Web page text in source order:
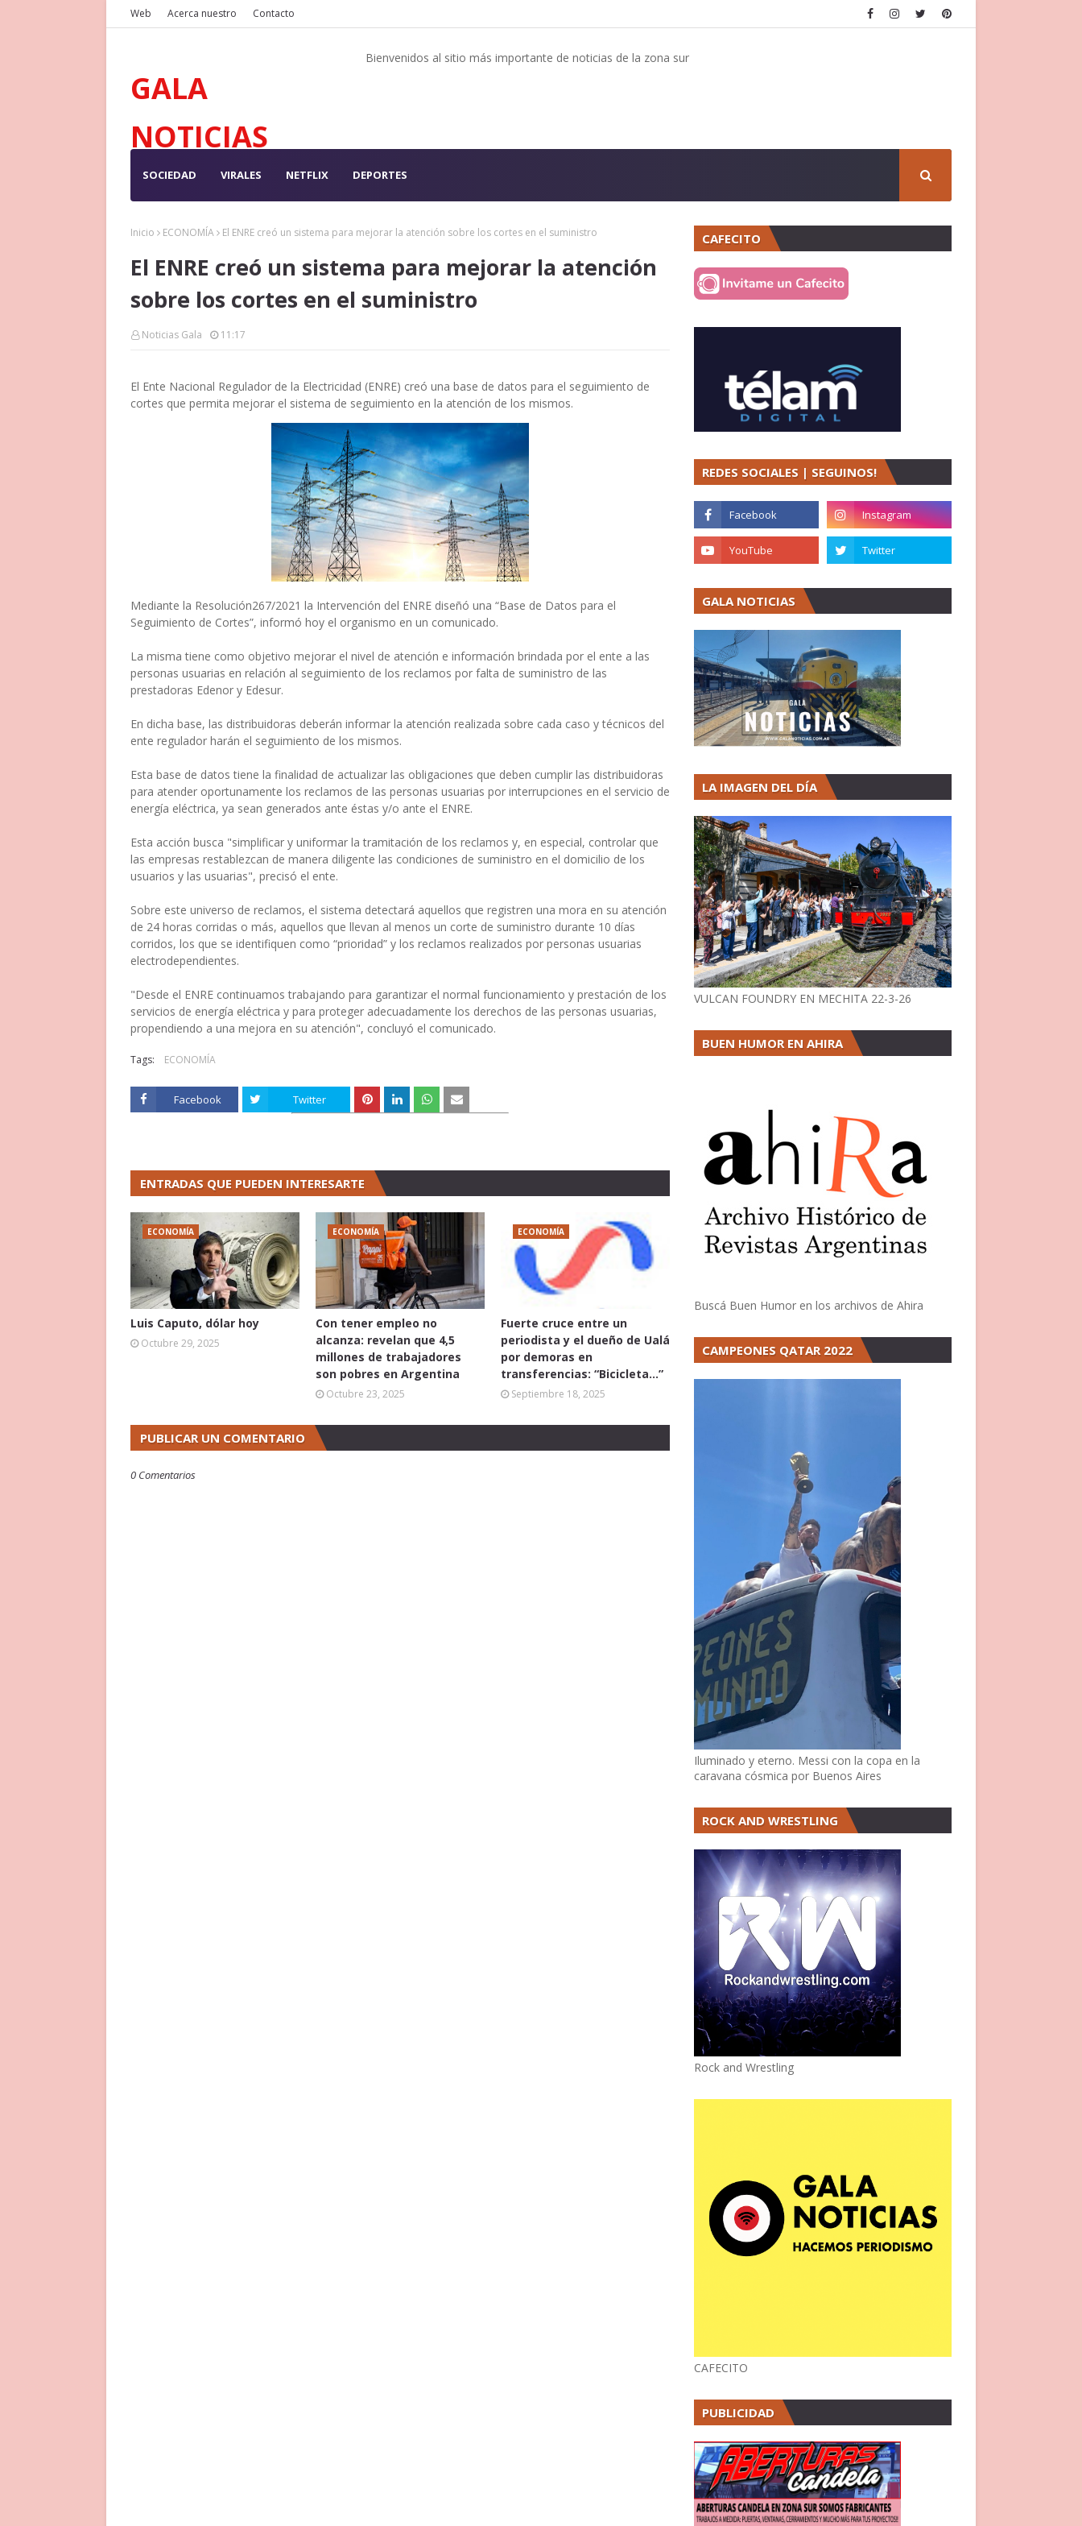
Web Acerca nuestro Contacto
GALA
NOTICIAS
Bienvenidos al sitio más importante de noticias de la zona sur
SOCIEDAD VIRALES NETFLIX DEPORTES
Inicio ECONOMÍA El ENRE creó un sistema para mejorar la atención sobre los cortes en el suministro
El ENRE creó un sistema para mejorar la atención
sobre los cortes en el suministro
Noticias Gala 11:17
El Ente Nacional Regulador de la Electricidad (ENRE) creó una base de datos para el seguimiento de
cortes que permita mejorar el sistema de seguimiento en la atención de los mismos.
Mediante la Resolución267/2021 la Intervención del ENRE diseñó una “Base de Datos para el
Seguimiento de Cortes”, informó hoy el organismo en un comunicado.
La misma tiene como objetivo mejorar el nivel de atención e información brindada por el ente a las
personas usuarias en relación al seguimiento de los reclamos por falta de suministro de las
prestadoras Edenor y Edesur.
En dicha base, las distribuidoras deberán informar la atención realizada sobre cada caso y técnicos del
ente regulador harán el seguimiento de los mismos.
Esta base de datos tiene la finalidad de actualizar las obligaciones que deben cumplir las distribuidoras
para atender oportunamente los reclamos de las personas usuarias por interrupciones en el servicio de
energía eléctrica, ya sean generados ante éstas y/o ante el ENRE.
Esta acción busca "simplificar y uniformar la tramitación de los reclamos y, en especial, controlar que
las empresas restablezcan de manera diligente las condiciones de suministro en el domicilio de los
usuarios y las usuarias", precisó el ente.
Sobre este universo de reclamos, el sistema detectará aquellos que registren una mora en su atención
de 24 horas corridas o más, aquellos que llevan al menos un corte de suministro durante 10 días
corridos, los que se identifiquen como “prioridad” y los reclamos realizados por personas usuarias
electrodependientes.
"Desde el ENRE continuamos trabajando para garantizar el normal funcionamiento y prestación de los
servicios de energía eléctrica y para proteger adecuadamente los derechos de las personas usuarias,
propendiendo a una mejora en su atención", concluyó el comunicado.
Tags: ECONOMÍA
Facebook Twitter
ENTRADAS QUE PUEDEN INTERESARTE
ECONOMÍA
Luis Caputo, dólar hoy
Octubre 29, 2025
ECONOMÍA
Con tener empleo no
alcanza: revelan que 4,5
millones de trabajadores
son pobres en Argentina
Octubre 23, 2025
ECONOMÍA
Fuerte cruce entre un
periodista y el dueño de Ualá
por demoras en
transferencias: “Bicicleta...”
Septiembre 18, 2025
PUBLICAR UN COMENTARIO
0 Comentarios
CAFECITO
REDES SOCIALES | SEGUINOS!
GALA NOTICIAS
LA IMAGEN DEL DÍA
VULCAN FOUNDRY EN MECHITA 22-3-26
BUEN HUMOR EN AHIRA
Buscá Buen Humor en los archivos de Ahira
CAMPEONES QATAR 2022
Iluminado y eterno. Messi con la copa en la
caravana cósmica por Buenos Aires
ROCK AND WRESTLING
Rock and Wrestling
CAFECITO
PUBLICIDAD